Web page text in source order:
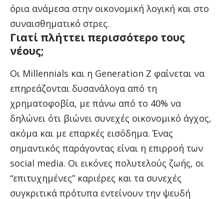
όρια ανάμεσα στην οικονομική λογική και στο
συναισθηματικό στρες.
Γιατί πλήττει περισσότερο τους
νέους;
Οι Millennials και η Generation Z φαίνεται να
επηρεάζονται δυσανάλογα από τη
χρηματοφοβία, με πάνω από το 40% να
δηλώνει ότι βιώνει συνεχές οικονομικό άγχος,
ακόμα και με επαρκές εισόδημα. Ένας
σημαντικός παράγοντας είναι η επιρροή των
social media. Οι εικόνες πολυτελούς ζωής, οι
“επιτυχημένες” καριέρες και τα συνεχές
συγκριτικά πρότυπα εντείνουν την ψευδή